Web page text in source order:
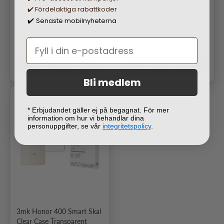
X2O Honor 400 Smart
Fodral Classic Wallet
239 kr
Lägg i varukorgen Lägg i varukorgen
3mk Honor 400 Smart Skal
Clear Case Transparent
✔️ Fördelaktiga rabattkoder
✔️ Senaste mobilnyheterna
Bli medlem
* Erbjudandet gäller ej på begagnat. För mer
information om hur vi behandlar dina
personuppgifter, se vår integritetspolicy.